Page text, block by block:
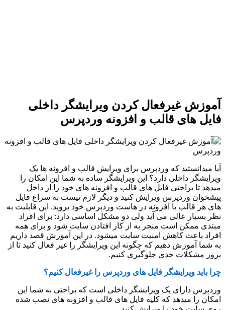
آموزش غیرفعال کردن ویرایشگر داخلی
فایل های قالب و افزونه وردپرس
آیا میدانستید که وردپرس برای ویرایش قالب و افزونه ها یک
ویرایشگر داخلی دارد؟ این ویرایشگر ساده به شما این امکان را
میدهد تا براحتی فایل های قالب و افزونه های خود را از داخل
پیشخوان وردپرس ویرایش کنید و دیگر لازم نیست به سراغ فایل
های هر قالب یا افزونه در هاست وردپرس خود بروید. این قابلیت به
نظر بسیار عالی می آید ولی دو مشکل اساسی دارد: برای افراد
مبتدی ممکن است منجر به از کار افتادن سایت شود و برای همه
افراد باعث کاهش امنیت سایت میشود. در این آموزش قصد داریم
به شما آموزش دهیم که چگونه این ویرایشگر را غیر فعال کنید تا از
بروز مشکلات جدی جلوگیری کنیم.
چرا باید ویرایشگر فایل های وردپرس را غیرفعال کنیم؟
وردپرس دارای یک ویرایشگر داخلی است که براحتی به شما این
امکان را میدهد که کلیه فایل های قالب و افزونه های نصب شده